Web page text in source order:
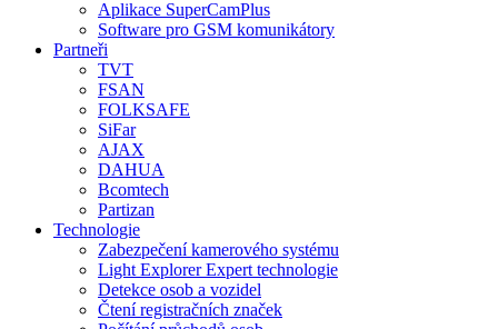
Aplikace SuperCamPlus
Software pro GSM komunikátory
Partneři
TVT
FSAN
FOLKSAFE
SiFar
AJAX
DAHUA
Bcomtech
Partizan
Technologie
Zabezpečení kamerového systému
Light Explorer Expert technologie
Detekce osob a vozidel
Čtení registračních značek